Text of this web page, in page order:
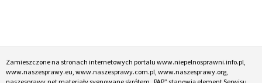
Zamieszczone na stronach internetowych portalu www.niepelnosprawni.info.pl,
www.naszesprawy.eu, www.naszesprawy.com.pl, www.naszesprawy.org,